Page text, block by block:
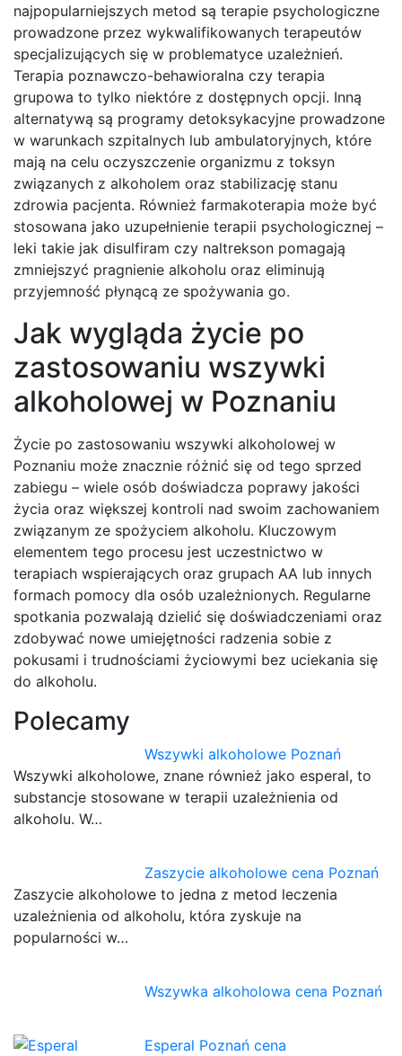
najpopularniejszych metod są terapie psychologiczne
prowadzone przez wykwalifikowanych terapeutów
specjalizujących się w problematyce uzależnień.
Terapia poznawczo-behawioralna czy terapia
grupowa to tylko niektóre z dostępnych opcji. Inną
alternatywą są programy detoksykacyjne prowadzone
w warunkach szpitalnych lub ambulatoryjnych, które
mają na celu oczyszczenie organizmu z toksyn
związanych z alkoholem oraz stabilizację stanu
zdrowia pacjenta. Również farmakoterapia może być
stosowana jako uzupełnienie terapii psychologicznej –
leki takie jak disulfiram czy naltrekson pomagają
zmniejszyć pragnienie alkoholu oraz eliminują
przyjemność płynącą ze spożywania go.
Jak wygląda życie po
zastosowaniu wszywki
alkoholowej w Poznaniu
Życie po zastosowaniu wszywki alkoholowej w
Poznaniu może znacznie różnić się od tego sprzed
zabiegu – wiele osób doświadcza poprawy jakości
życia oraz większej kontroli nad swoim zachowaniem
związanym ze spożyciem alkoholu. Kluczowym
elementem tego procesu jest uczestnictwo w
terapiach wspierających oraz grupach AA lub innych
formach pomocy dla osób uzależnionych. Regularne
spotkania pozwalają dzielić się doświadczeniami oraz
zdobywać nowe umiejętności radzenia sobie z
pokusami i trudnościami życiowymi bez uciekania się
do alkoholu.
Polecamy
Wszywki alkoholowe Poznań
Wszywki alkoholowe, znane również jako esperal, to
substancje stosowane w terapii uzależnienia od
alkoholu. W…
Zaszycie alkoholowe cena Poznań
Zaszycie alkoholowe to jedna z metod leczenia
uzależnienia od alkoholu, która zyskuje na
popularności w…
Wszywka alkoholowa cena Poznań
Esperal Poznań cena